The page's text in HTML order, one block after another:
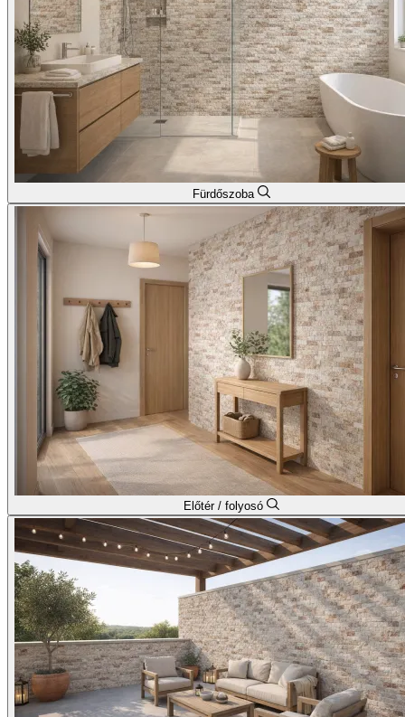
Fürdőszoba
Előtér / folyosó